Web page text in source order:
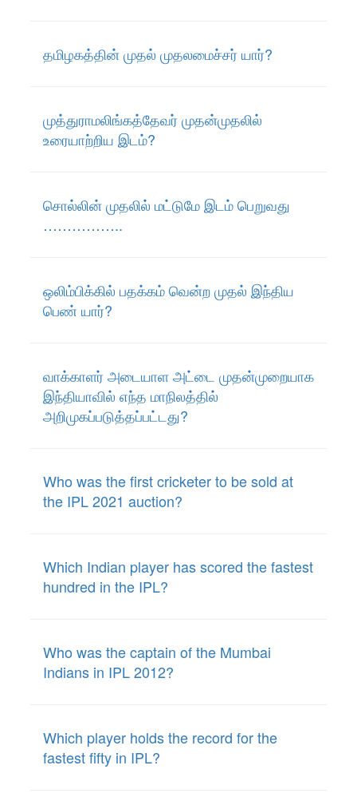
தமிழகத்தின் முதல் முதலமைச்சர் யார்?
முத்துராமலிங்கத்தேவர் முதன்முதலில்
உரையாற்றிய இடம்?
சொல்லின் முதலில் மட்டுமே இடம் பெறுவது
……………..
ஒலிம்பிக்கில் பதக்கம் வென்ற முதல் இந்திய
பெண் யார்?
வாக்காளர் அடையாள அட்டை முதன்முறையாக
இந்தியாவில் எந்த மாநிலத்தில்
அறிமுகப்படுத்தப்பட்டது?
Who was the first cricketer to be sold at
the IPL 2021 auction?
Which Indian player has scored the fastest
hundred in the IPL?
Who was the captain of the Mumbai
Indians in IPL 2012?
Which player holds the record for the
fastest fifty in IPL?